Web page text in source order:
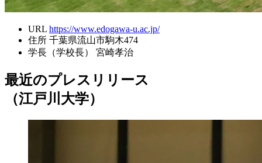
URL https://www.edogawa-u.ac.jp/
住所 千葉県流山市駒木474
学長（学校長）
宮崎孝治
最近のプレスリリース
（江戸川大学）